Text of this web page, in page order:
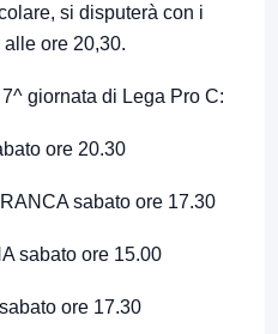
si disputerà con i
ore 20,30.
giornata di Lega Pro C:
ore 20.30
sabato ore 17.30
sabato ore 15.00
ore 17.30